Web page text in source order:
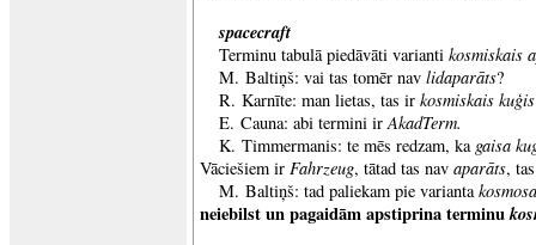
spacecraft
Terminu tabulā piedāvāti varianti kosmiskais
M. Baltiņš: vai tas tomēr nav lidaparāts?
R. Karnīte: man lietas, tas ir kosmiskais kuģis
E. Cauna: abi termini irAkadTerm.
K. Timmermanis: te mēs redzam, kagaisa
Vāciešiem ir Fahrzeug, tātad tas nav aparāts,
M. Baltiņš: tad paliekam pie varianta
neiebilst un pagaidām apstiprina terminu